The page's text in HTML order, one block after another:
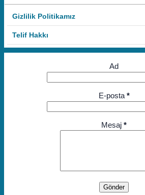
Gizlilik Politikamız
Telif Hakkı
Ad
E-posta *
Mesaj *